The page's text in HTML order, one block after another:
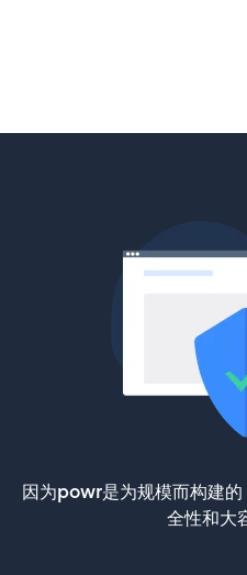
因为powr是为规模而构建
全性和大